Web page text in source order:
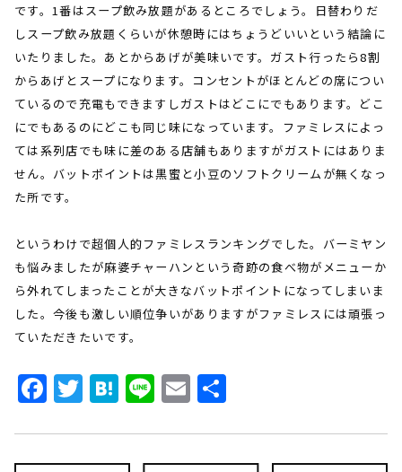
です。1番はスープ飲み放題があるところでしょう。日替わりだ
しスープ飲み放題くらいが休憩時にはちょうどいいという結論に
いたりました。あとからあげが美味いです。ガスト行ったら8割
からあげとスープになります。コンセントがほとんどの席につい
ているので充電もできますしガストはどこにでもあります。どこ
にでもあるのにどこも同じ味になっています。ファミレスによっ
ては系列店でも味に差のある店舗もありますがガストにはありま
せん。バットポイントは黒蜜と小豆のソフトクリームが無くなっ
た所です。
というわけで超個人的ファミレスランキングでした。バーミヤン
も悩みましたが麻婆チャーハンという奇跡の食べ物がメニューか
ら外れてしまったことが大きなバットポイントになってしまいま
した。今後も激しい順位争いがありますがファミレスには頑張っ
ていただきたいです。
Facebook
Twitter
Hatena
LineEmail